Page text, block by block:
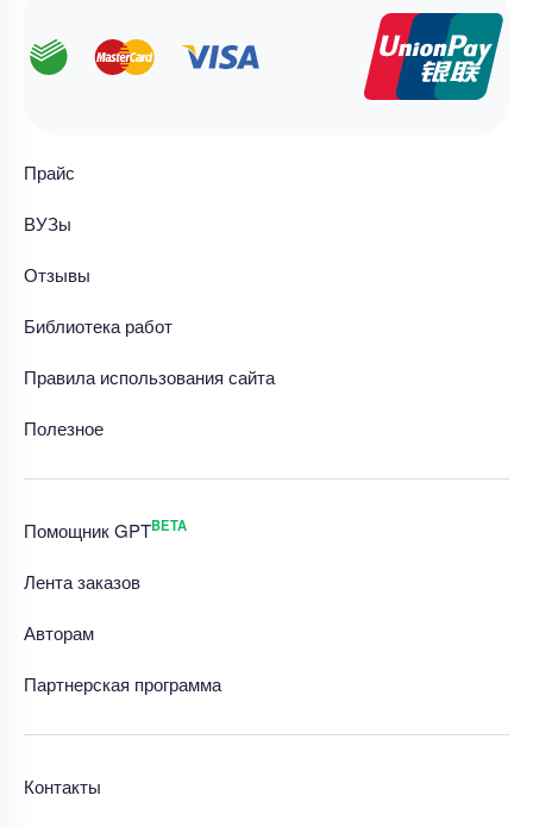
Прайс
ВУЗы
Отзывы
Библиотека работ
Правила использования сайта
Полезное
Помощник GPTBETA
Лента заказов
Авторам
Партнерская программа
Контакты